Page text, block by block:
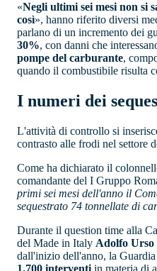
«Negli ultimi sei mesi non si
così», hanno riferito diversi
parlano di un incremento dei
30%, con danni che
pompe del carburante,
quando il combustibile risulta
I numeri dei
L'attività di controllo si
contrasto alle frodi nel settore
Come ha dichiarato il
comandante del I Gruppo
primi sei mesi dell'anno il
sequestrato 74 tonnellate di
Durante il question time alla
del Made in Italy Adolfo Urso
dall'inizio dell'anno, la